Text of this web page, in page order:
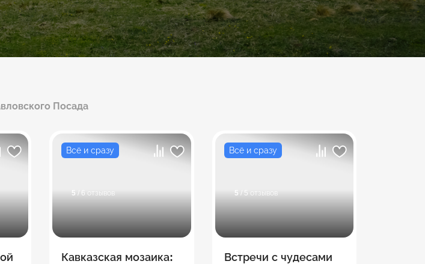
Посада
Всё и сразу
5 / 6 отзывов
Кавказская мозаика:
Всё и сразу
5 / 5 отзывов
Встречи с чудесами